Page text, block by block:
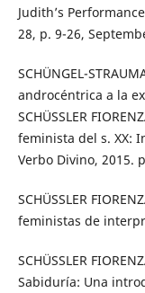
Judith’s
28, p. 9-26,
SCHÜNGEL-
androcéntrica a la
SCHÜSSLER
feminista del s. XX:
Verbo Divino, 2015.
SCHÜSSLER
feministas de
SCHÜSSLER
Sabiduría: Una